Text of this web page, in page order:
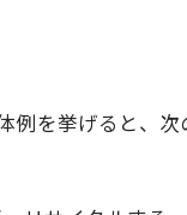
考を活かした土
調査士の働きがい
査士が感じるグ
を挙げると、次
お問い合わせ
お問い合わせ